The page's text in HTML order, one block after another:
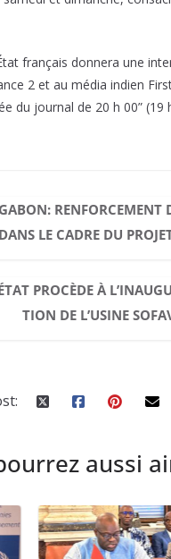
français donnera une
2 et au média indien
du journal de 20 h 00” (19
GABON: RENFORCEMENT
DANS LE CADRE DU
PROCÈDE À
TION DE L’USINE
aussi